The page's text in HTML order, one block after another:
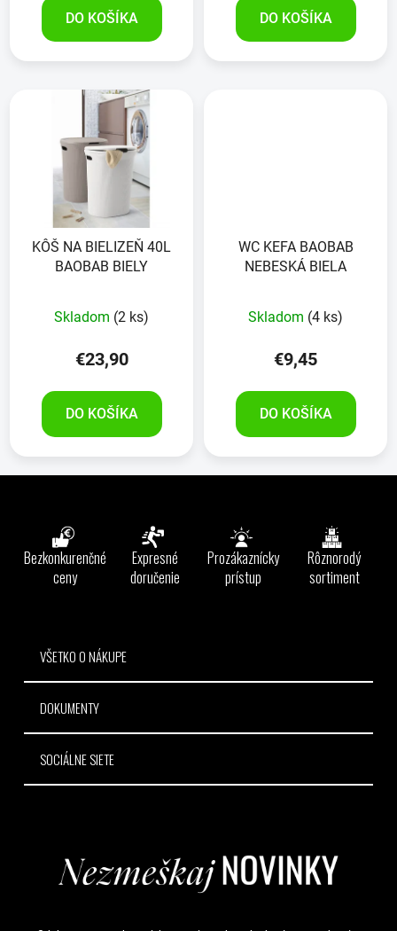
DO KOŠÍKA DO KOŠÍKA
KÔŠ NA BIELIZEŇ 40L
BAOBAB BIELY
Skladom (2 ks)
€23,90
DO KOŠÍKA
WC KEFA BAOBAB
NEBESKÁ BIELA
Skladom (4 ks)
€9,45
DO KOŠÍKA
Bezkonkurenčné
ceny
Expresné
doručenie
Prozákaznícky
prístup
Rôznorodý
sortiment
VŠETKO O NÁKUPE
DOKUMENTY
SOCIÁLNE SIETE